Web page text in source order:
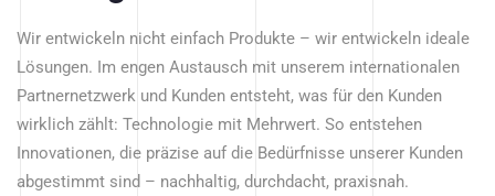
Wir entwickeln nicht einfach Produkte – wir entwickeln ideale
Lösungen. Im engen Austausch mit unserem internationalen
Partnernetzwerk und Kunden entsteht, was für den Kunden
wirklich zählt: Technologie mit Mehrwert. So entstehen
Innovationen, die präzise auf die Bedürfnisse unserer Kunden
abgestimmt sind – nachhaltig, durchdacht, praxisnah.